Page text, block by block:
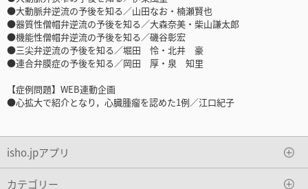
●大動脈弁逆流の予後を知る／山田なお・楠瀬賢也
●器質性僧帽弁逆流の予後を知る／大森奈美・柴山謙太郎
●機能性僧帽弁逆流の予後を知る／磯谷彰宏
●三尖弁逆流の予後を知る／堀田 怜・北井 豪
●連合弁膜症の予後を知る／岡田 厚・泉 知里
【症例問題】WEB連動企画
●心拡大で紹介となり，心臓腫瘤を認めた1例／江口紀子
isho.jpアプリ
カテゴリー